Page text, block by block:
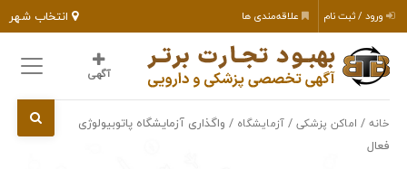
انتخاب شهر ورود / ثبت نام علاقه‌مندی ها
آگهی
خانه / اماکن پزشکی /آزمایشگاه / واگذاری آزمایشگاه پاتوبیولوژی
فعال